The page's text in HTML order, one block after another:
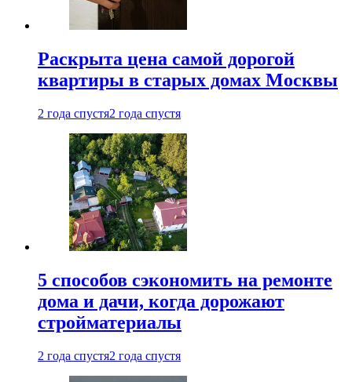
Раскрыта цена самой дорогой
квартиры в старых домах Москвы
2 года спустя2 года спустя
5 способов сэкономить на ремонте
дома и дачи, когда дорожают
стройматериалы
2 года спустя2 года спустя